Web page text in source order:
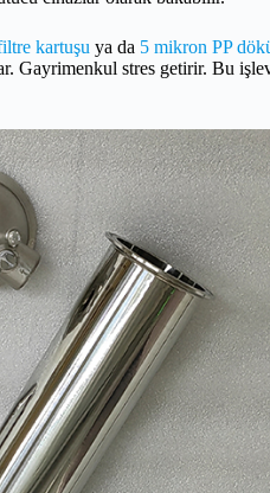
kartuşu ya da 5 mikron PP
Gayrimenkul stres getirir. Bu